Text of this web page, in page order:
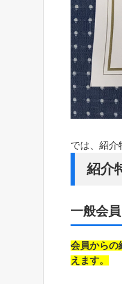
では、紹介
紹介
一般会
会員からの
えます。